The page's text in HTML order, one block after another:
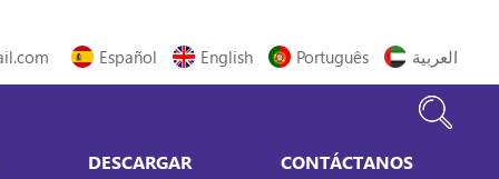
Español
English Português العربية
DESCARGAR CONTÁCTANOS